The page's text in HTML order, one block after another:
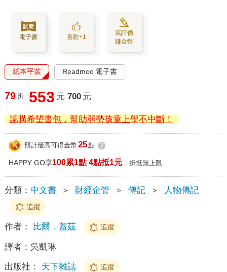
電子書 喜歡+1
寫評價
賺金幣
紙本平裝 Readmoo 電子書
79 折 553 元 700 元
認購希望書包，幫助弱勢孩童上學不中斷！
預計最高可得金幣 25點 ?
HAPPY GO享100累1點 4點抵1元 折抵無上限
分類： 中文書 ＞ 財經企管 ＞ 傳記 ＞ 人物傳記
追蹤
作者： 比爾．蓋茲 追蹤
譯者： 吳凱琳
出版社： 天下雜誌 追蹤